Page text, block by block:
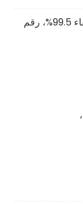
أمينو)إيثوكسي]إيثانول، المرادفات: DMAEE،